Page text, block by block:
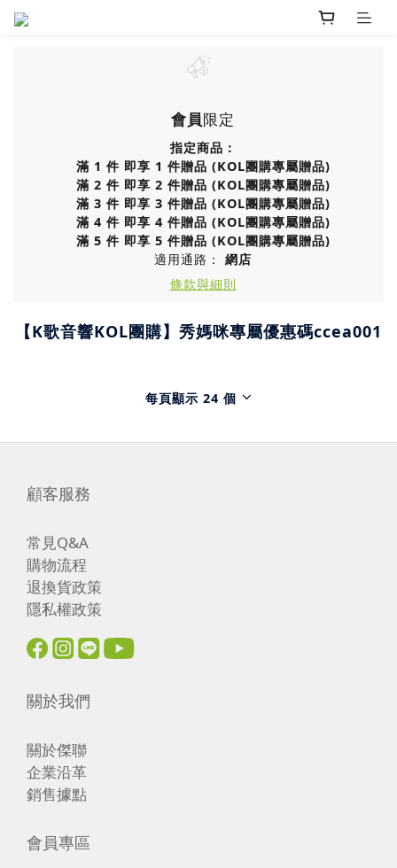
會員限定
指定商品：
滿 1 件 即享 1 件贈品 (KOL團購專屬贈品)
滿 2 件 即享 2 件贈品 (KOL團購專屬贈品)
滿 3 件 即享 3 件贈品 (KOL團購專屬贈品)
滿 4 件 即享 4 件贈品 (KOL團購專屬贈品)
滿 5 件 即享 5 件贈品 (KOL團購專屬贈品)
適用通路： 網店
條款與細則
【K歌音響KOL團購】秀媽咪專屬優惠碼ccea001
每頁顯示 24 個
顧客服務
常見Q&A
購物流程
退換貨政策
隱私權政策
關於我們
關於傑聯
企業沿革
銷售據點
會員專區